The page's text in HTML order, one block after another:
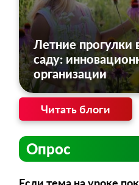
Летние прогулки
саду:
организации
Читать блоги
Опрос